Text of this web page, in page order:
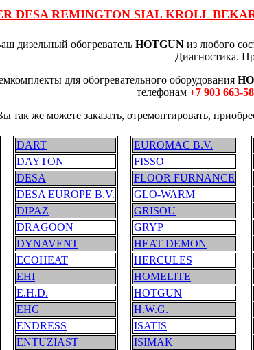
DESA REMINGTON SIAL KROLL
дизельный обогреватель HOTGUN из любого
Диагностика.
для обогревательного оборудования
телефонам +7 903 663-
так же можете заказать, отремонтировать,
DART
DAYTON
DESA
DESA EUROPE B.V.
DIPAZ
DRAGOON
DYNAVENT
ECOHEAT
EHI
E.H.D.
EHG
ENDRESS
ENTUZIAST
EUROMAC B.V.
FISSO
FLOOR FURNANCE
GLO-WARM
GRISOU
GRYP
HEAT DEMON
HERCULES
HOMELITE
HOTGUN
H.W.G.
ISATIS
ISIMAK